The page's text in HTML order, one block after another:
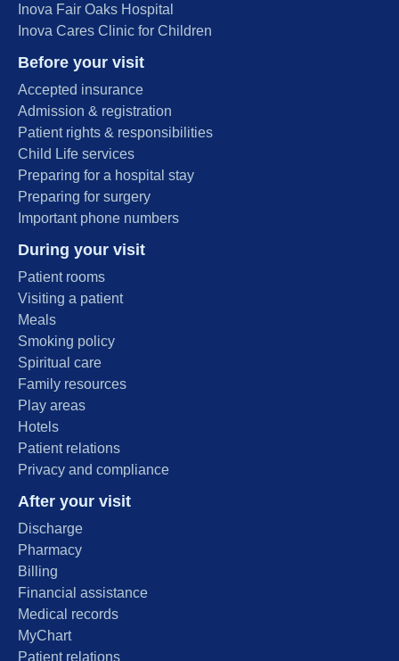
Inova Fair Oaks Hospital
Inova Cares Clinic for Children
Before your visit
Accepted insurance
Admission & registration
Patient rights & responsibilities
Child Life services
Preparing for a hospital stay
Preparing for surgery
Important phone numbers
During your visit
Patient rooms
Visiting a patient
Meals
Smoking policy
Spiritual care
Family resources
Play areas
Hotels
Patient relations
Privacy and compliance
After your visit
Discharge
Pharmacy
Billing
Financial assistance
Medical records
MyChart
Patient relations